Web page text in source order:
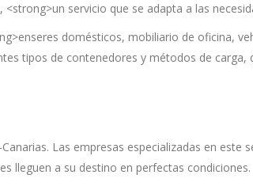
servicio que se adapta a las
domésticos, mobiliario de oficina,
tipos de contenedores y métodos de
Las empresas especializadas en
lleguen a su destino en perfectas condiciones.